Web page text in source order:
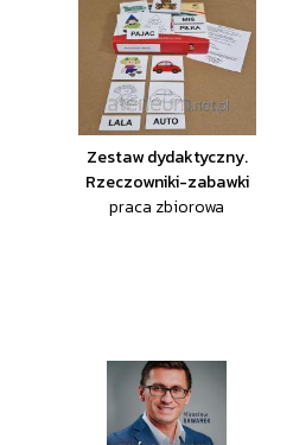
Zestaw dydaktyczny.
Rzeczowniki-zabawki
praca zbiorowa